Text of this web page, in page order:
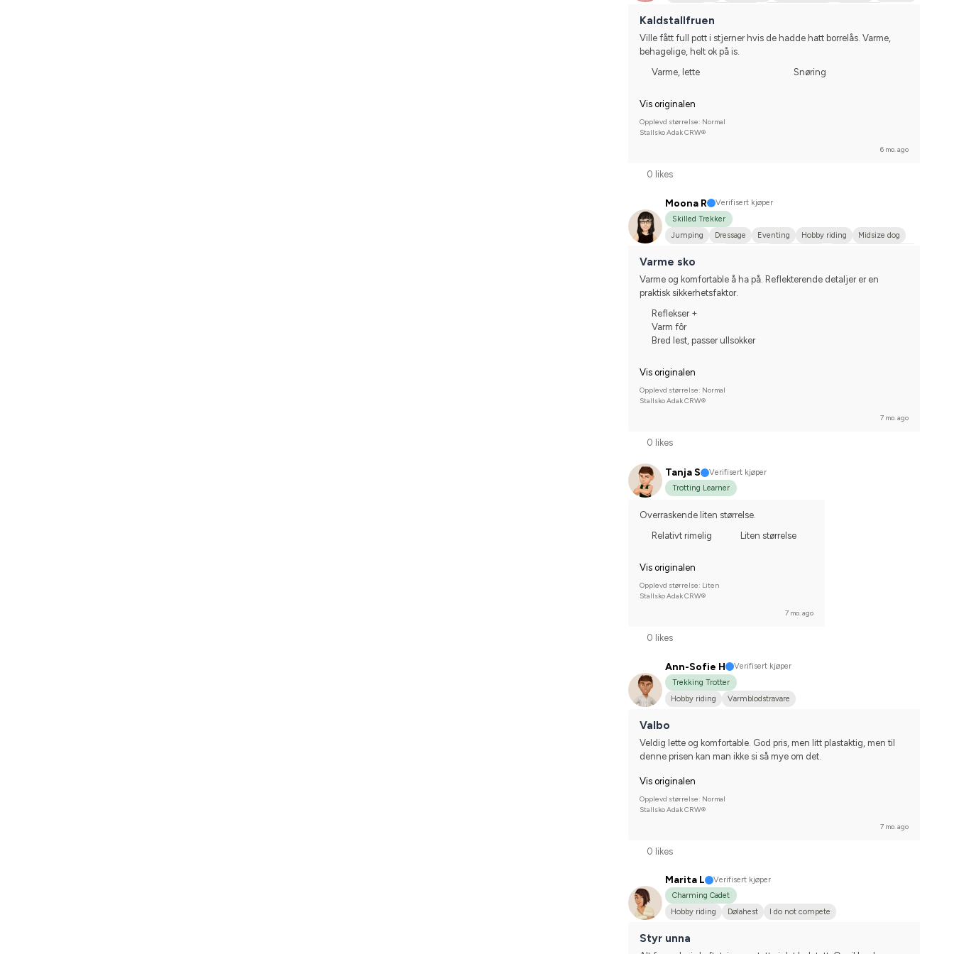
Korsning med halvblod
Kaldstallfruen
Ville fått full pott i stjerner hvis de hadde hatt borrelås. Varme,
behagelige, helt ok på is.
Varme, lette
Snøring
Vis originalen
Opplevd størrelse: Normal
Stallsko Adak CRW®
6 mo. ago
0 likes
Moona R
Verifisert kjøper
Skilled Trekker
Jumping
Dressage Eventing Hobby riding
Midsize dog
Korsningsponny
Varme sko
Varme og komfortable å ha på. Reflekterende detaljer er en
praktisk sikkerhetsfaktor.
Reflekser +
Varm fôr
Bred lest, passer ullsokker
Vis originalen
Opplevd størrelse: Normal
Stallsko Adak CRW®
7 mo. ago
0 likes
Tanja S
Verifisert kjøper
Trotting Learner
Overraskende liten størrelse.
Relativt rimelig
Liten størrelse
Vis originalen
Opplevd størrelse: Liten
Stallsko Adak CRW®
7 mo. ago
0 likes
Ann-Sofie H
Verifisert kjøper
Trekking Trotter
Hobby riding
Varmblodstravare
Valbo
Veldig lette og komfortable. God pris, men litt plastaktig, men til
denne prisen kan man ikke si så mye om det.
Vis originalen
Opplevd størrelse: Normal
Stallsko Adak CRW®
7 mo. ago
0 likes
Marita L
Verifisert kjøper
Charming Cadet
Hobby riding
Dølahest I do not compete
Styr unna